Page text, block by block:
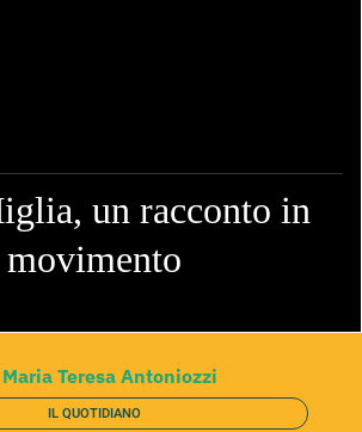
un racconto in
movimento
Maria Teresa Antoniozzi
IL QUOTIDIANO